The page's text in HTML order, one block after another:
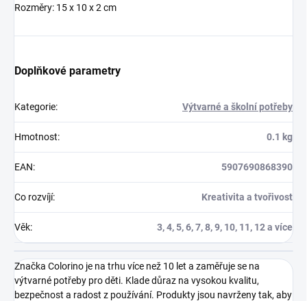
Rozměry: 15 x 10 x 2 cm
Doplňkové parametry
Kategorie: Výtvarné a školní potřeby
Hmotnost: 0.1 kg
EAN: 5907690868390
Co rozvíjí: Kreativita a tvořivost
Věk: 3, 4, 5, 6, 7, 8, 9, 10, 11, 12 a více
Značka Colorino je na trhu více než 10 let a zaměřuje se na
výtvarné potřeby pro děti. Klade důraz na vysokou kvalitu,
bezpečnost a radost z používání. Produkty jsou navrženy tak, aby